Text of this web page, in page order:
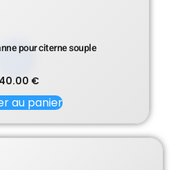
pour citerne souple
€
au panier